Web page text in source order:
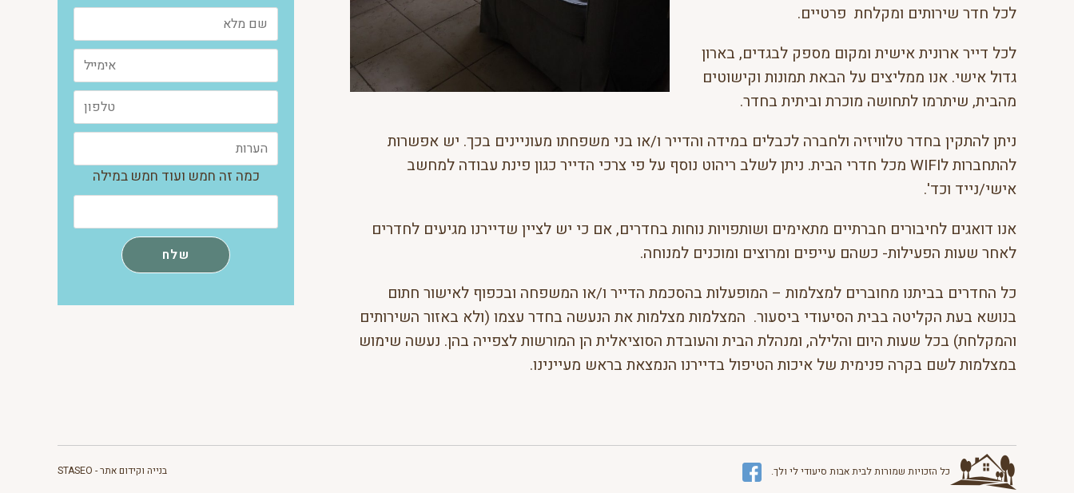
לכל חדר שירותים ומקלחת פרטיים.
לכל דייר ארונית אישית ומקום מספק לבגדים, בארון
גדול אישי. אנו ממליצים על הבאת תמונות וקישוטים
מהבית, שיתרמו לתחושה מוכרת וביתית בחדר.
ניתן להתקין בחדר טלוויזיה ולחברה לכבלים במידה והדייר ו/או בני משפחתו מעוניינים בכך. יש אפשרות
להתחברות לWIFI מכל חדרי הבית. ניתן לשלב ריהוט נוסף על פי צרכי הדייר כגון פינת עבודה למחשב
אישי/נייד וכד'.
אנו דואגים לחיבורים חברתיים מתאימים ושותפויות נוחות בחדרים, אם כי יש לציין שדיירנו מגיעים לחדרים
לאחר שעות הפעילות- כשהם עייפים ומרוצים ומוכנים למנוחה.
כל החדרים בביתנו מחוברים למצלמות – המופעלות בהסכמת הדייר ו/או המשפחה ובכפוף לאישור חתום
בנושא בעת הקליטה בבית הסיעודי ביסעור. המצלמות מצלמות את הנעשה בחדר עצמו (ולא באזור השירותים
והמקלחת) בכל שעות היום והלילה, ומנהלת הבית והעובדת הסוציאלית הן המורשות לצפייה בהן. נעשה שימוש
במצלמות לשם בקרה פנימית של איכות הטיפול בדיירנו הנמצאת בראש מעיינינו.
כמה זה חמש ועוד חמש במילה
כל הזכויות שמורות לבית אבות סיעודי לי ולך. בנייה וקידום אתר - STASEO